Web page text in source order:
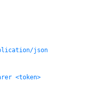
json
<token>